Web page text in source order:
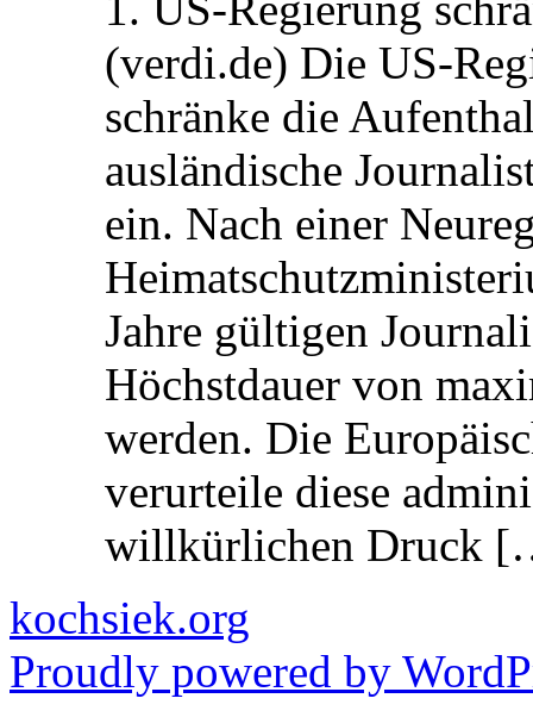
(verdi.de) Die US-
schränke die
ausländische
ein. Nach einer
Jahre gültigen
Höchstdauer von
werden. Die
verurteile diese
willkürlichen Druck
kochsiek.org
Proudly powered by